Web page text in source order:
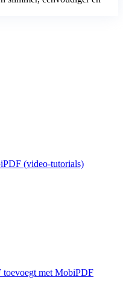
(video-tutorials)
toevoegt met MobiPDF